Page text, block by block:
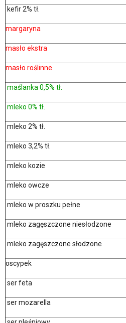
kefir 2% tł.
margaryna
masło ekstra
masło roślinne
maślanka 0,5% tł.
mleko 0% tł.
mleko 2% tł.
mleko 3,2% tł.
mleko kozie
mleko owcze
mleko w proszku pełne
mleko zagęszczone niesłodzone
mleko zagęszczone słodzone
oscypek
ser feta
ser mozarella